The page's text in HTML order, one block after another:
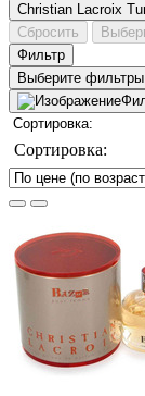
Christian Lacroix
Сбросить
Фильтр
Выберите фильтры
Сортировка: